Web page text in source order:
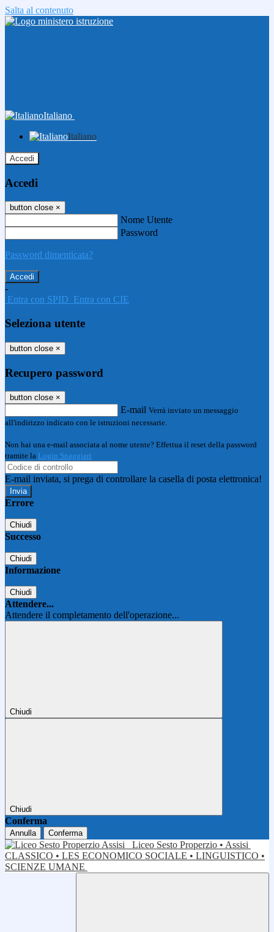
Salta al contenuto
Italiano
Italiano
Accedi
Accedi
button close ×
Nome Utente
Password
Password dimenticata?
-
Entra con SPID Entra con CIE
Seleziona utente
button close ×
Recupero password
button close ×
E-mail Verrà inviato un messaggio
all'indirizzo indicato con le istruzioni necessarie.
Non hai una e-mail associata al nome utente? Effettua il reset della password
tramite la Login Spaggiari
E-mail inviata, si prega di controllare la casella di posta elettronica!
Errore
Chiudi
Successo
Chiudi
Informazione
Chiudi
Attendere...
Attendere il completamento dell'operazione...
Chiudi
Chiudi
Conferma
Annulla Conferma
Liceo Sesto Properzio • Assisi
CLASSICO • LES ECONOMICO SOCIALE • LINGUISTICO •
SCIENZE UMANE